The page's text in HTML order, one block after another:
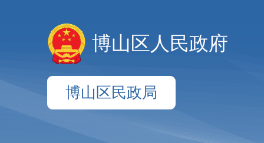
博山区人民政府
博山区民政局